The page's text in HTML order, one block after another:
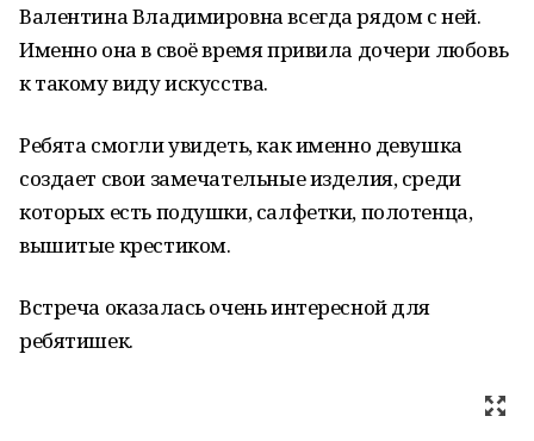
Валентина Владимировна всегда рядом с ней.
Именно она в своё время привила дочери любовь
к такому виду искусства.
Ребята смогли увидеть, как именно девушка
создает свои замечательные изделия, среди
которых есть подушки, салфетки, полотенца,
вышитые крестиком.
Встреча оказалась очень интересной для
ребятишек.